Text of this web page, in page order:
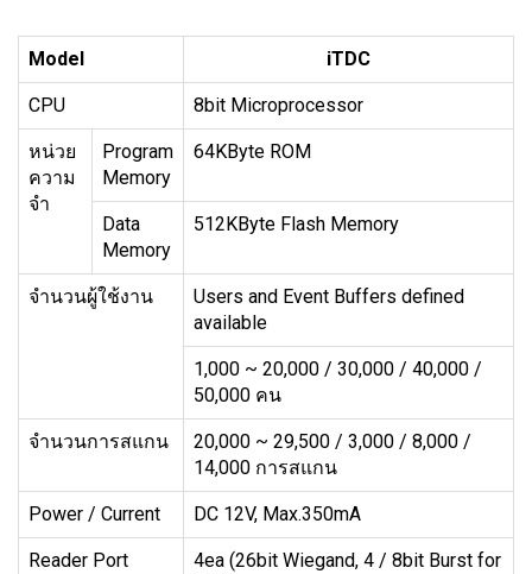
Model iTDC
CPU 8bit Microprocessor
หน่วย
ความ
จำ
Program
Memory
64KByte ROM
Data
Memory
512KByte Flash Memory
จำนวนผู้ใช้งาน
Users and Event Buffers defined
available
1,000 ~ 20,000 / 30,000 / 40,000 /
50,000 คน
จำนวนการสแกน
20,000 ~ 29,500 / 3,000 / 8,000 /
14,000 การสแกน
Power / Current DC 12V, Max.350mA
Reader Port
4ea (26bit Wiegand, 4 / 8bit Burst for